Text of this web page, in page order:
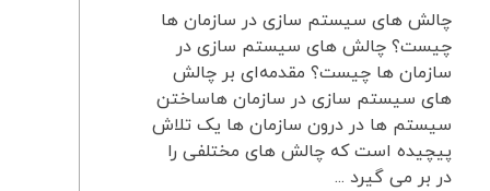
چالش های سیستم سازی در سازمان ها
چیست؟ چالش های سیستم سازی در
سازمان ها چیست؟ مقدمه‌ای بر چالش
‌های سیستم ‌سازی در سازمان ‌هاساختن
سیستم ها در درون سازمان ها یک تلاش
پیچیده است که چالش های مختلفی را
در بر می گیرد ...